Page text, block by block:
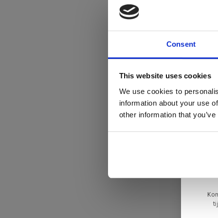
Consent
This website uses cookies
We use cookies to
information about your use
other information that